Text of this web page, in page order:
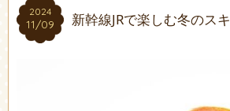
2024
11/09
2024
11/09 新幹線JRで楽しむ冬のス